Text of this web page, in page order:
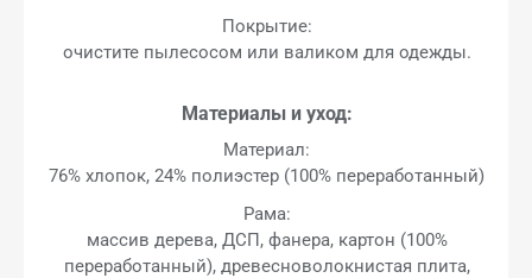
Покрытие:
очистите пылесосом или валиком для одежды.
Материалы и уход:
Материал:
76% хлопок, 24% полиэстер (100% переработанный)
Рама:
массив дерева, ДСП, фанера, картон (100%
переработанный), древесноволокнистая плита,